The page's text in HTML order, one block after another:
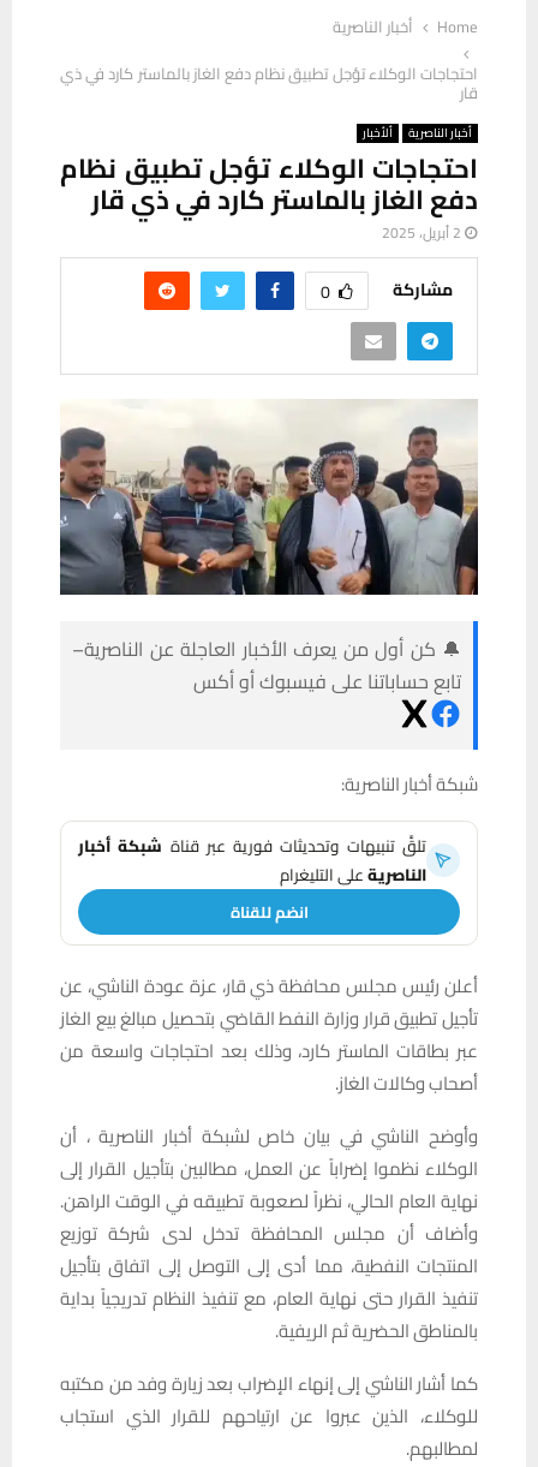
Home
أخبار الناصرية
احتجاجات الوكلاء تؤجل تطبيق نظام دفع الغاز بالماستر كارد في ذي
قار
أخبار الناصرية ألأخبار
احتجاجات الوكلاء تؤجل تطبيق نظام
دفع الغاز بالماستر كارد في ذي قار
2 أبريل، 2025
مشاركة 0
🔔 كن أول من يعرف الأخبار العاجلة عن الناصرية–
تابع حساباتنا على فيسبوك أو أكس
شبكة أخبار الناصرية:
تلقَّ تنبيهات وتحديثات فورية عبر قناة شبكة أخبار
الناصريةعلى التليغرام
انضم للقناة
أعلن رئيس مجلس محافظة ذي قار، عزة عودة الناشي، عن
تأجيل تطبيق قرار وزارة النفط القاضي بتحصيل مبالغ بيع الغاز
عبر بطاقات الماستر كارد، وذلك بعد احتجاجات واسعة من
أصحاب وكالات الغاز.
وأوضح الناشي في بيان خاص لشبكة أخبار الناصرية ، أن
الوكلاء نظموا إضراباً عن العمل، مطالبين بتأجيل القرار إلى
نهاية العام الحالي، نظراً لصعوبة تطبيقه في الوقت الراهن.
وأضاف أن مجلس المحافظة تدخل لدى شركة توزيع
المنتجات النفطية، مما أدى إلى التوصل إلى اتفاق بتأجيل
تنفيذ القرار حتى نهاية العام، مع تنفيذ النظام تدريجياً بداية
بالمناطق الحضرية ثم الريفية.
كما أشار الناشي إلى إنهاء الإضراب بعد زيارة وفد من مكتبه
للوكلاء، الذين عبروا عن ارتياحهم للقرار الذي استجاب
لمطالبهم.